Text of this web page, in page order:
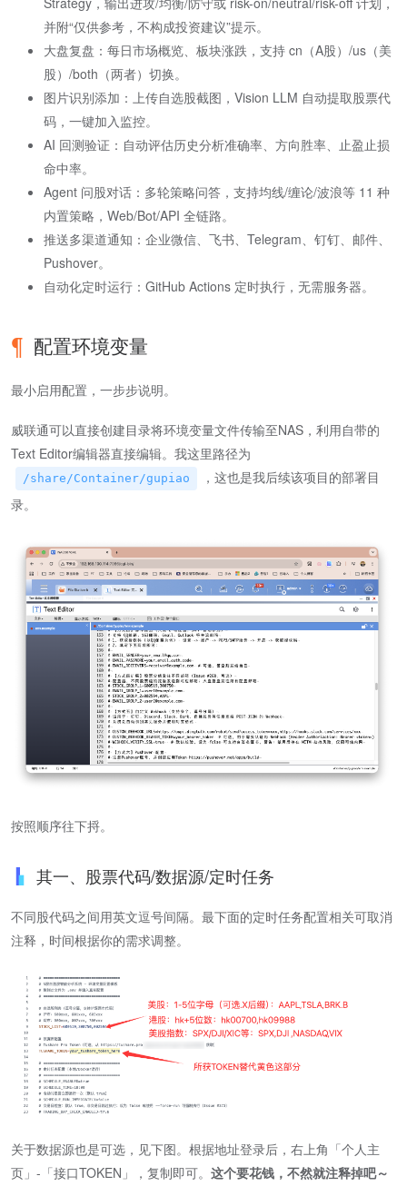
并附“仅供参考，不构成投资建议”提示。
大盘复盘：每日市场概览、板块涨跌，支持 cn（A股）/us（美
股）/both（两者）切换。
图片识别添加：上传自选股截图，Vision LLM 自动提取股票代
码，一键加入监控。
AI 回测验证：自动评估历史分析准确率、方向胜率、止盈止损
命中率。
Agent 问股对话：多轮策略问答，支持均线/缠论/波浪等 11 种
内置策略，Web/Bot/API 全链路。
推送多渠道通知：企业微信、飞书、Telegram、钉钉、邮件、
Pushover。
自动化定时运行：GitHub Actions 定时执行，无需服务器。
配置环境变量
最小启用配置，一步步说明。
威联通可以直接创建目录将环境变量文件传输至NAS，利用自带的
Text Editor编辑器直接编辑。我这里路径为
/share/Container/gupiao
，这也是我后续该项目的部署目
录。
按照顺序往下捋。
其一、股票代码/数据源/定时任务
不同股代码之间用英文逗号间隔。最下面的定时任务配置相关可取消
注释，时间根据你的需求调整。
关于数据源也是可选，见下图。根据地址登录后，右上角「个人主
页」-「接口TOKEN」，复制即可。 这个要花钱，不然就注释掉吧～